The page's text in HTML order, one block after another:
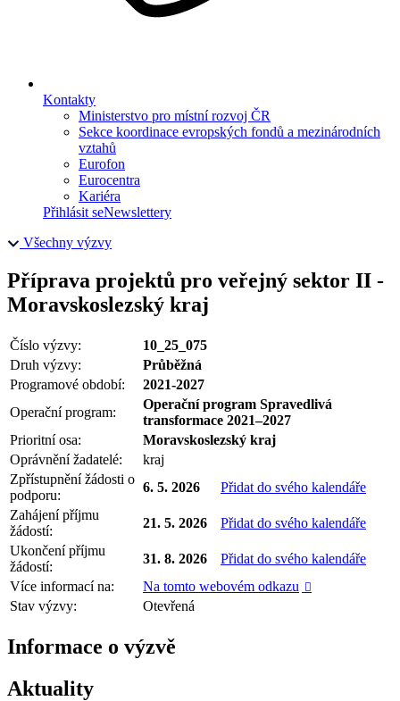
Kontakty
Ministerstvo pro místní rozvoj ČR
Sekce koordinace evropských fondů a mezinárodních
vztahů
Eurofon
Eurocentra
Kariéra
Přihlásit seNewslettery
Všechny výzvy
Příprava projektů pro veřejný sektor II -
Moravskoslezský kraj
Číslo výzvy:
10_25_075
Druh výzvy:
Průběžná
Programové období:
2021-2027
Operační program:
Operační program Spravedlivá
transformace 2021–2027
Prioritní osa:
Moravskoslezský kraj
Oprávnění žadatelé:
kraj
Zpřístupnění žádosti o
podporu:
6. 5. 2026
Přidat do svého kalendáře
Zahájení příjmu
žádostí:
21. 5. 2026
Přidat do svého kalendáře
Ukončení příjmu
žádostí:
31. 8. 2026
Přidat do svého kalendáře
Více informací na:
Na tomto webovém odkazu 
Stav výzvy: Otevřená
Informace o výzvě
Aktuality